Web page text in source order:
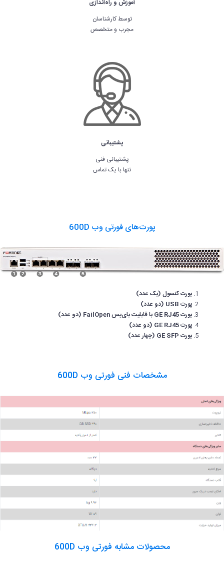
آموزش و راه‌اندازی
توسط کارشناسان
مجرب و متخصص
پشتیبانی
پشتیبانی فنی
تنها با یک تماس
پورت‌های فورتی وب 600D
پورت کنسول (یک عدد)
پورت USB (دو عدد)
پورت GE RJ45 با قابلیت بای‌پس FailOpen (دو عدد)
پورت GE RJ45 (دو عدد)
پورت GE SFP (چهار عدد)
مشخصات فنی فورتی وب 600D
محصولات مشابه فورتی وب 600D